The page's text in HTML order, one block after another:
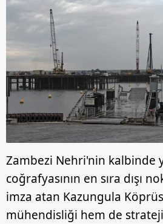
Zambezi Nehri'nin kalbinde
coğrafyasının en sıra dışı
imza atan Kazungula
mühendisliği hem de